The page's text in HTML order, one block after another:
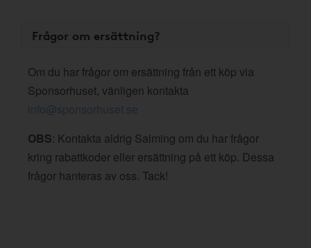
Frågor om ersättning?
Om du har frågor om ersättning från ett köp via
Sponsorhuset, vänligen kontakta
info@sponsorhuset.se
OBS: Kontakta aldrig Salming om du har frågor
kring rabattkoder eller ersättning på ett köp. Dessa
frågor hanteras av oss. Tack!